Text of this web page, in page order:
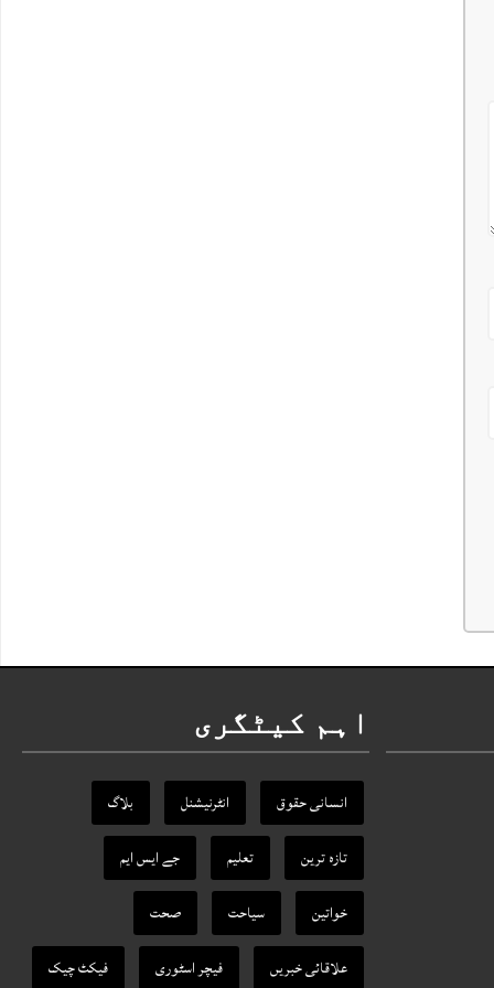
اہم کیٹگری
انسانی حقوق انٹرنیشنل
بلاگ
تازہ ترین
تعلیم
جے ایس ایم
خواتین
سیاحت
صحت
علاقائی خبریں
فیچر اسٹوری فیکٹ‌ چیک